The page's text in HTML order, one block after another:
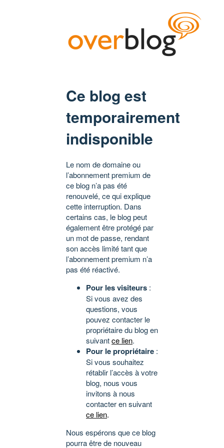
Ce blog est
temporairement
indisponible
Le nom de domaine ou
l’abonnement premium de
ce blog n’a pas été
renouvelé, ce qui explique
cette interruption. Dans
certains cas, le blog peut
également être protégé par
un mot de passe, rendant
son accès limité tant que
l’abonnement premium n’a
pas été réactivé.
Pour les visiteurs :
Si vous avez des
questions, vous
pouvez contacter le
propriétaire du blog en
suivantce lien.
Pour le propriétaire :
Si vous souhaitez
rétablir l’accès à votre
blog, nous vous
invitons à nous
contacter en suivant
ce lien.
Nous espérons que ce blog
pourra être de nouveau